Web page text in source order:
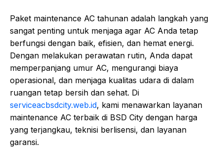
Paket maintenance AC tahunan adalah langkah yang
sangat penting untuk menjaga agar AC Anda tetap
berfungsi dengan baik, efisien, dan hemat energi.
Dengan melakukan perawatan rutin, Anda dapat
memperpanjang umur AC, mengurangi biaya
operasional, dan menjaga kualitas udara di dalam
ruangan tetap bersih dan sehat. Di
serviceacbsdcity.web.id, kami menawarkan layanan
maintenance AC terbaik di BSD City dengan harga
yang terjangkau, teknisi berlisensi, dan layanan
garansi.